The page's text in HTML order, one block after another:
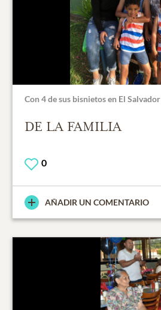
Con 4 de sus bisnietos en El Salvador
DE LA FAMILIA
0
AÑADIR UN COMENTARIO